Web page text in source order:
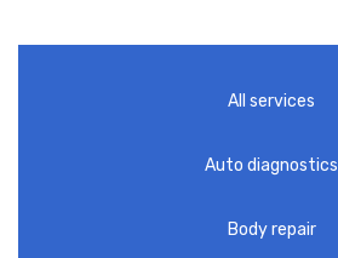
All services
Auto diagnostics
Body repair